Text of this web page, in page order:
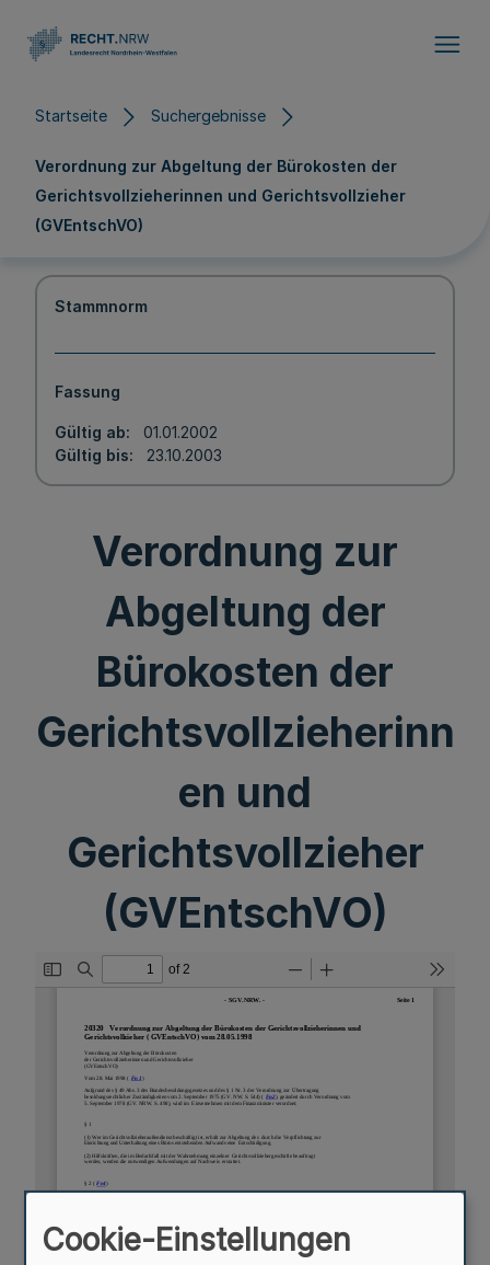
Startseite Suchergebnisse
Verordnung zur Abgeltung der Bürokosten der
Gerichtsvollzieherinnen und Gerichtsvollzieher
(GVEntschVO)
Stammnorm
Fassung
Gültig ab
01.01.2002
Gültig bis
23.10.2003
Verordnung zur
Abgeltung der
Bürokosten der
Gerichtsvollzieherinn
en und
Gerichtsvollzieher
(GVEntschVO)
Cookie-Einstellungen